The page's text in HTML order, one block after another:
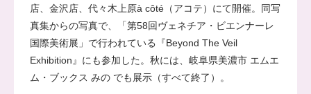
店、金沢店、代々木上原à côté （アコテ）にて開催。同写
真集からの写真で、「第58回ヴェネチア・ビエンナーレ
国際美術展 」で行われている『Beyond The Veil
Exhibition』にも参加した。秋には、岐阜県美濃市 エムエ
ム・ブックス みの でも展示（すべて終了）。